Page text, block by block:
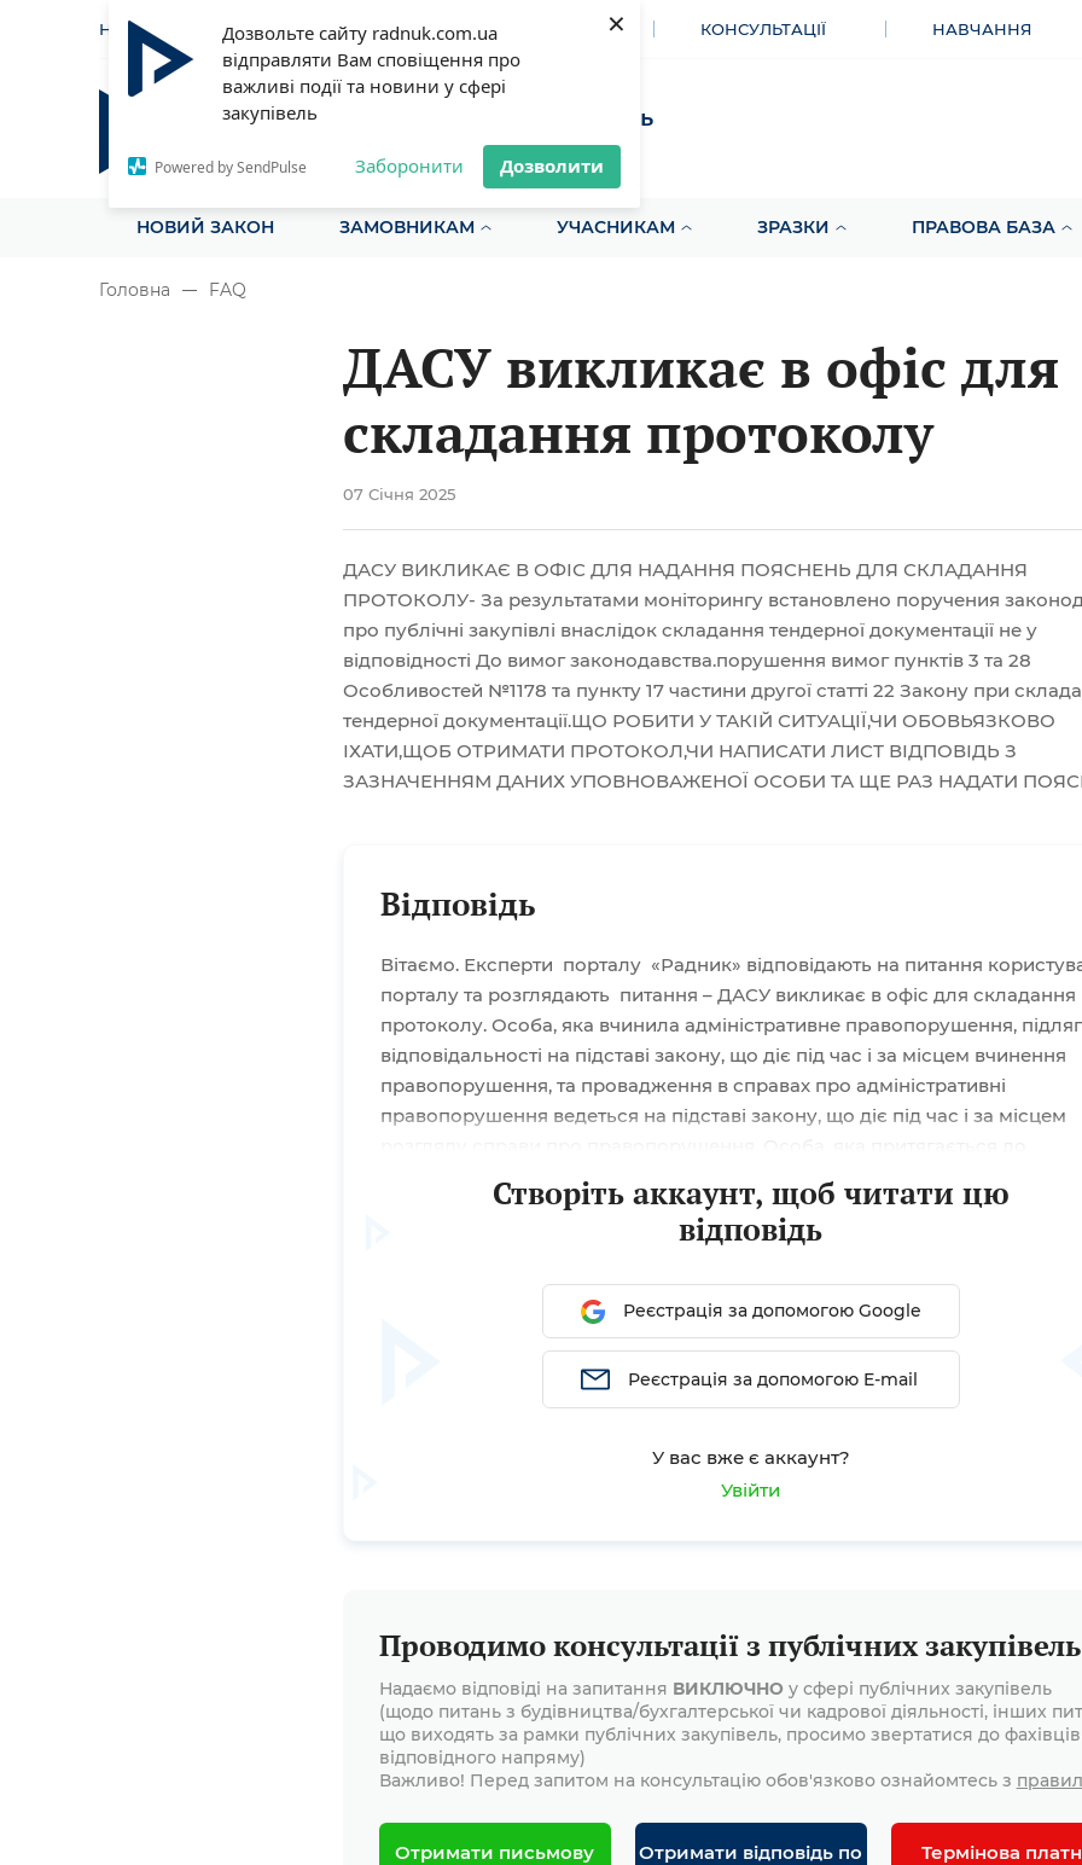
Дозвольте сайту radnuk.com.ua
відправляти Вам сповіщення про
важливі події та новини у сфері
закупівель
Powered by SendPulse Заборонити Дозволити
×
НОВИНИ СТАТТІ ІНСТРУМЕНТИ КОНСУЛЬТАЦІЇ НАВЧАННЯ
Радник у сфері публічних закупівель
Все для закупівель на одному порталі
НОВИЙ ЗАКОН ЗАМОВНИКАМ УЧАСНИКАМ ЗРАЗКИ ПРАВОВА БАЗА
Головна FAQ
ДАСУ викликає в офіс для
складання протоколу
07 Січня 2025
ДАСУ ВИКЛИКАЄ В ОФІС ДЛЯ НАДАННЯ ПОЯСНЕНЬ ДЛЯ СКЛАДАННЯ
ПРОТОКОЛУ- За результатами моніторингу встановлено поручения
про публічні закупівлі внаслідок складання тендерної документації не у
відповідності Дo вимог законодавства.порушення вимог пунктів 3 та 28
Особливостей №1178 та пункту 17 частини другої статті 22 Закону при
тендерної документації.ЩО РОБИТИ У ТАКІЙ СИТУАЦІЇ,ЧИ ОБОВЬЯЗКОВО
ІХАТИ,ЩОБ ОТРИМАТИ ПРОТОКОЛ,ЧИ НАПИСАТИ ЛИСТ ВІДПОВІДЬ З
ЗАЗНАЧЕННЯМ ДАНИХ УПОВНОВАЖЕНОЇ ОСОБИ ТА ЩЕ РАЗ НАДАТИ
Відповідь
Вітаємо. Експерти порталу «Радник» відповідають на питання
порталу та розглядають питання – ДАСУ викликає в офіс для складання
протоколу. Особа, яка вчинила адміністративне правопорушення,
відповідальності на підставі закону, що діє під час і за місцем вчинення
правопорушення, та провадження в справах про адміністративні
правопорушення ведеться на підставі закону, що діє під час і за місцем
адміністративної відповідальності, запрошується у визначений час до
органу державного фінансового контролю для складання та підписання
Створіть аккаунт, щоб читати цю
відповідь
Реєстрація за допомогою Google
Реєстрація за допомогою E-mail
У вас вже є аккаунт?
Увійти
Проводимо консультації з публічних закупівель
Надаємо відповіді на запитання ВИКЛЮЧНО у сфері публічних закупівель
(щодо питань з будівництва/бухгалтерської чи кадрової діяльності, інших
що виходять за рамки публічних закупівель, просимо звертатися до фахівців
відповідного напряму)
Важливо! Перед запитом на консультацію обов'язково ознайомтесь з
Отримати письмову
Отримати відповідь по
Термінова